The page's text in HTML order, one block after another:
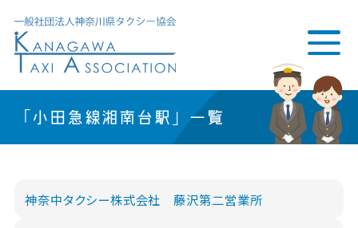
「小田急線湘南台駅」一覧
神奈中タクシー株式会社 藤沢第二営業所